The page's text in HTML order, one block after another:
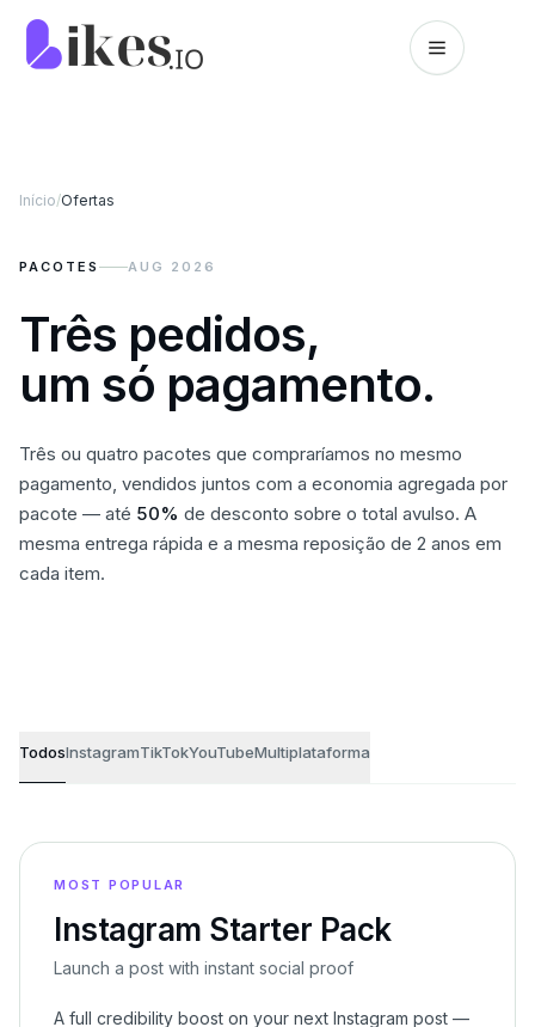
Pular para o conteúdo
Página inicial da Likes.io
Início/Ofertas
PACOTES AUG 2026
Três pedidos,
um só pagamento.
Três ou quatro pacotes que compraríamos no mesmo
pagamento, vendidos juntos com a economia agregada por
pacote — até 50% de desconto sobre o total avulso. A
mesma entrega rápida e a mesma reposição de 2 anos em
cada item.
Pacotes de crescimento
TodosInstagramTikTokYouTubeMultiplataforma
MOST POPULAR
Instagram Starter Pack
Launch a post with instant social proof
A full credibility boost on your next Instagram post —